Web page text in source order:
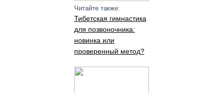
Читайте также:
Тибетская гимнастика
для позвоночника:
новинка или
проверенный метод?